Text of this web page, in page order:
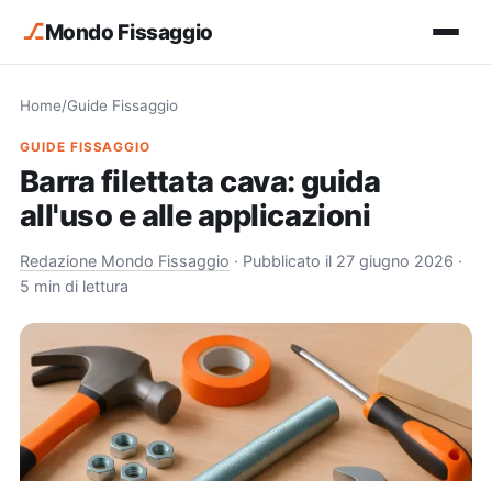
⎇Mondo Fissaggio
Home/Guide Fissaggio
GUIDE FISSAGGIO
Barra filettata cava: guida
all'uso e alle applicazioni
Redazione Mondo Fissaggio · Pubblicato il 27 giugno 2026 ·
5 min di lettura